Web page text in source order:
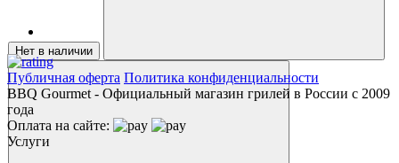
Нет в наличии
Публичная оферта Политика конфиденциальности
BBQ Gourmet - Официальный магазин грилей в России с 2009
года
Оплата на сайте:
Услуги